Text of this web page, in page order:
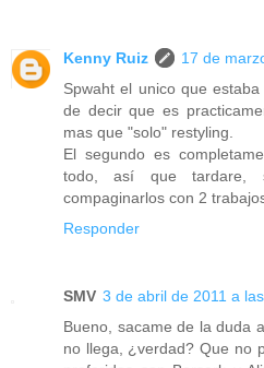
Kenny Ruiz
17 de
Spwaht el unico que
de decir que es
mas que "solo" restyling.
El segundo es
todo, así que tardare,
compaginarlos con 2
Responder
SMV 3 de abril de 2011 a
Bueno, sacame de la duda
no llega, ¿verdad? Que no